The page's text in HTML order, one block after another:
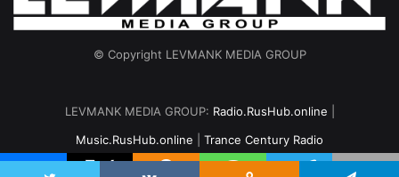
© Copyright LEVMANK MEDIA GROUP
LEVMANK MEDIA GROUP: Radio.RusHub.online
Music.RusHub.online
Trance Century Radio